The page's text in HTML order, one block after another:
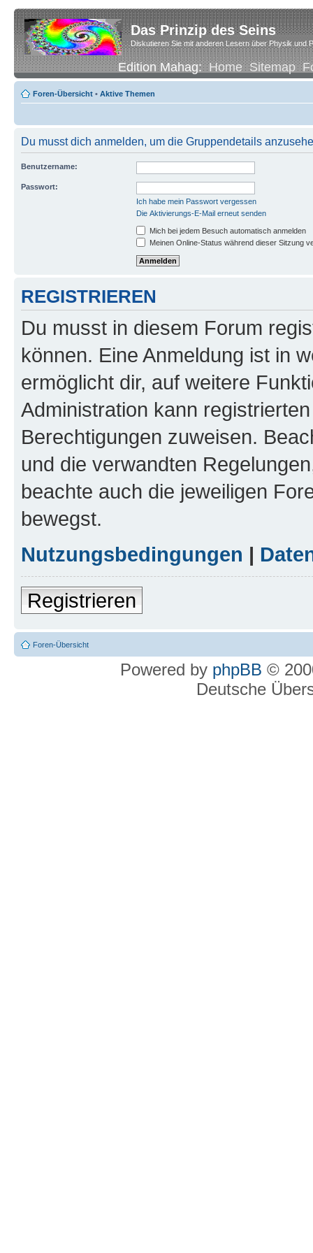
Das Prinzip des Seins
Diskutieren Sie mit anderen Lesern über Physik und
Edition Mahag:Home Sitemap
Foren-Übersicht • Aktive Themen
Du musst dich anmelden, um die Gruppendetails
Benutzername:
Passwort:
Ich habe mein Passwort vergessen
Die Aktivierungs-E-Mail erneut senden
Mich bei jedem Besuch automatisch anmelden
Meinen Online-Status während dieser Sitzung
REGISTRIEREN
Du musst in diesem Forum
können. Eine Anmeldung ist in
ermöglicht dir, auf weitere
Administration kann
Berechtigungen zuweisen.
und die verwandten
beachte auch die jeweiligen
bewegst.
Nutzungsbedingungen |
Registrieren
Foren-Übersicht
Powered by phpBB ©
Deutsche